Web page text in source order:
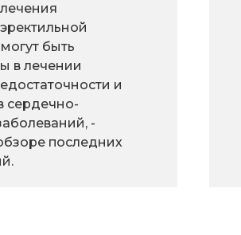
лечения
эректильной
быть
в лечении
и
сердечно-
-
последних